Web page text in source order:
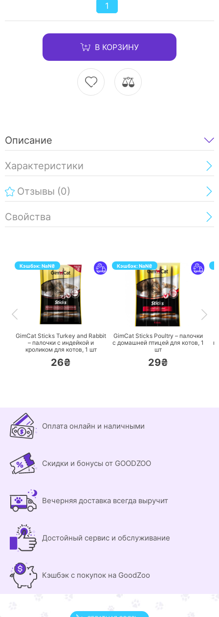
1
В КОРЗИНУ
Описание
Характеристики
Отзывы (0)
Свойства
Кэшбэк:NaN₴
ПЕРЕЙТИ
GimCat Sticks Turkey and Rabbit
– палочки с индейкой и
кроликом для котов, 1 шт
26₴
Кэшбэк:NaN₴
ПЕРЕЙТИ
GimCat Sticks Poultry – палочки
с домашней птицей для котов, 1
шт
29₴
Оплата онлайн и наличными
Скидки и бонусы от GOODZOO
Вечерняя доставка всегда выручит
Достойный сервис и обслуживание
Кэшбэк с покупок на GoodZoo